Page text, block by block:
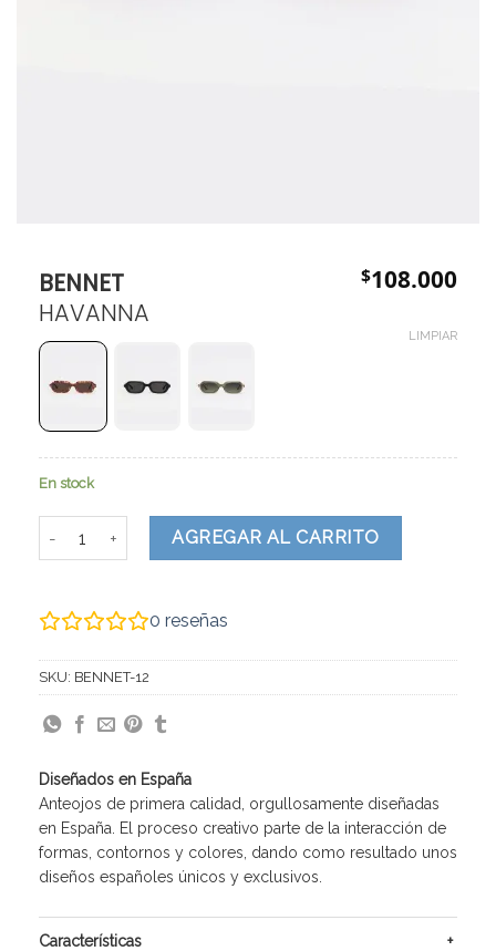
BENNET
HAVANNA
$108.000
LIMPIAR
En stock
AGREGAR AL CARRITO
0 reseñas
SKU: BENNET-12
Diseñados en España
Anteojos de primera calidad, orgullosamente diseñadas
en España. El proceso creativo parte de la interacción de
formas, contornos y colores, dando como resultado unos
diseños españoles únicos y exclusivos.
Características